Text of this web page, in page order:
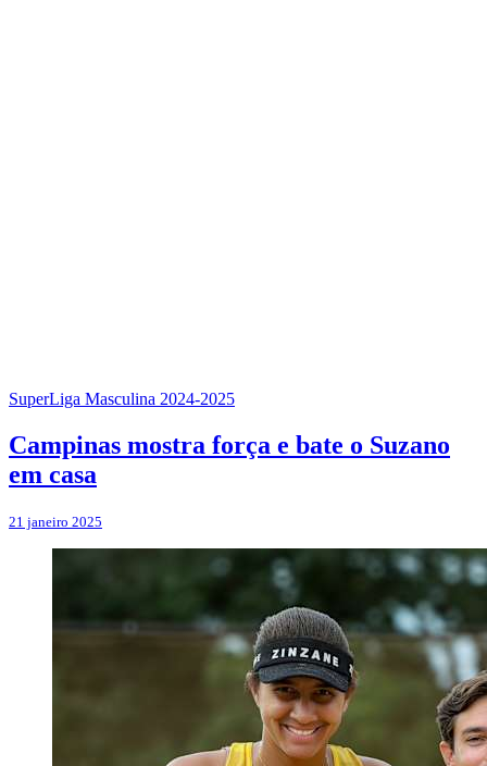
SuperLiga Masculina 2024-2025
Campinas mostra força e bate o Suzano
em casa
21 janeiro 2025